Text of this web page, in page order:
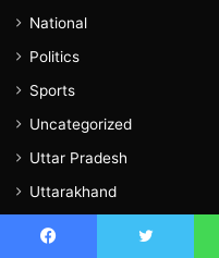
National
Politics
Sports
Uncategorized
Uttar Pradesh
Uttarakhand
Video